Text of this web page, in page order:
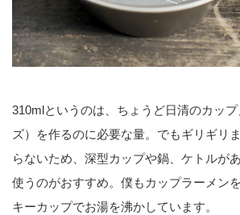
310mlというのは、ちょうど日清のカッ
ズ）を作るのに必要な量。でもギリギリ
らないため、深型カップや鍋、ケトルが
使うのがおすすめ。僕もカップラーメン
キーカップでお湯を沸かしています。